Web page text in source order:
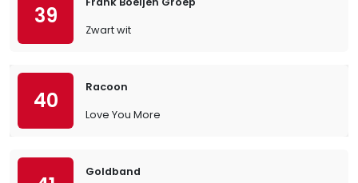
39
Zwart wit
40
Racoon
Love You More
Goldband